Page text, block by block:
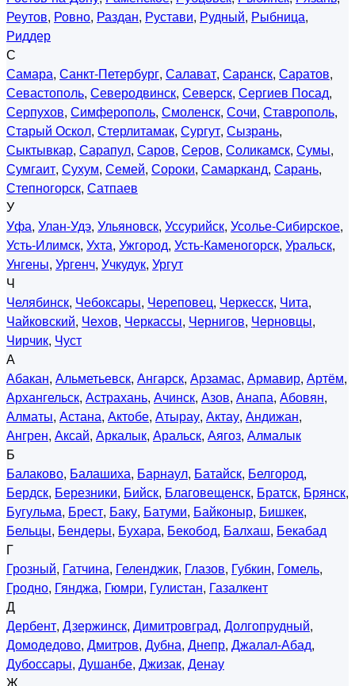
Реутов, Ровно, Раздан, Рустави, Рудный, Рыбница,
Риддер
С
Самара, Санкт-Петербург, Салават, Саранск, Саратов,
Севастополь, Северодвинск, Северск, Сергиев Посад,
Серпухов, Симферополь, Смоленск, Сочи, Ставрополь,
Старый Оскол, Стерлитамак, Сургут, Сызрань,
Сыктывкар, Сарапул, Саров, Серов, Соликамск, Сумы,
Сумгаит, Сухум, Семей, Сороки, Самарканд, Сарань,
Степногорск, Сатпаев
У
Уфа, Улан-Удэ, Ульяновск, Уссурийск, Усолье-Сибирское,
Усть-Илимск, Ухта, Ужгород, Усть-Каменогорск, Уральск,
Унгены, Ургенч, Учкудук, Ургут
Ч
Челябинск, Чебоксары, Череповец, Черкесск, Чита,
Чайковский, Чехов, Черкассы, Чернигов, Черновцы,
Чирчик, Чуст
А
Абакан, Альметьевск, Ангарск, Арзамас, Армавир, Артём,
Архангельск, Астрахань, Ачинск, Азов, Анапа, Абовян,
Алматы, Астана, Актобе, Атырау, Актау, Андижан,
Ангрен, Аксай, Аркалык, Аральск, Аягоз, Алмалык
Б
Балаково, Балашиха, Барнаул, Батайск, Белгород,
Бердск, Березники, Бийск, Благовещенск, Братск, Брянск,
Бугульма, Брест, Баку, Батуми, Байконыр, Бишкек,
Бельцы, Бендеры, Бухара, Бекобод, Балхаш, Бекабад
Г
Грозный, Гатчина, Геленджик, Глазов, Губкин, Гомель,
Гродно, Гянджа, Гюмри, Гулистан, Газалкент
Д
Дербент, Дзержинск, Димитровград, Долгопрудный,
Домодедово, Дмитров, Дубна, Днепр, Джалал-Абад,
Дубоссары, Душанбе, Джизак, Денау